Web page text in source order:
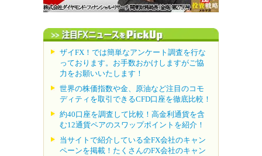
ザイFX！では簡単なアンケート調査を行な
っております。お手数おかけしますがご協
力をお願いいたします！
世界の株価指数や金、原油など注目のコモ
ディティを取引できるCFD口座を徹底比較！
約40口座を調査して比較！高金利通貨を含
む12通貨ペアのスワップポイントを紹介！
当サイトで紹介している全FX会社のキャン
ペーンを掲載！たくさんのFX会社のキャン